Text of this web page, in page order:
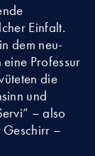
Einfalt.
dem neu-
Professur
die
und
– also
Geschirr –